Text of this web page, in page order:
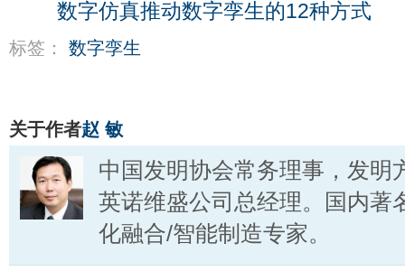
数字仿真推动数字孪生的12种方式
标签： 数字孪生
关于作者赵 敏
中国发明协会常务理事，发明
英诺维盛公司总经理。国内著
化融合/智能制造专家。